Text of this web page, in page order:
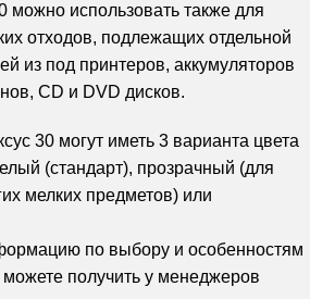
можно использовать также для
отходов, подлежащих отдельной
из под принтеров, аккумуляторов
CD и DVD дисков.
30 могут иметь 3 варианта цвета
(стандарт), прозрачный (для
мелких предметов) или
по выбору и особенностям
получить у менеджеров